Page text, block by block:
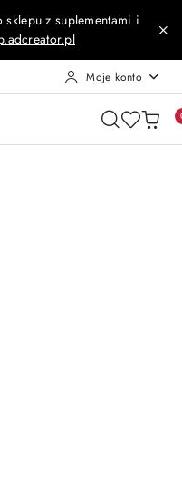
z suplementami i
Moje konto